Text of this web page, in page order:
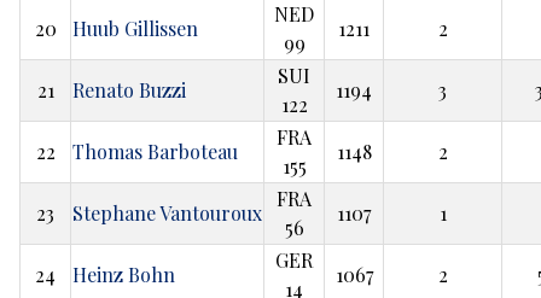
20 Huub Gillissen
NED
99
1211 2
21 Renato Buzzi
SUI
122
1194 3
22 Thomas Barboteau
FRA
155
1148 2
23 Stephane Vantouroux
FRA
56
1107 1
24 Heinz Bohn
GER
14
1067 2